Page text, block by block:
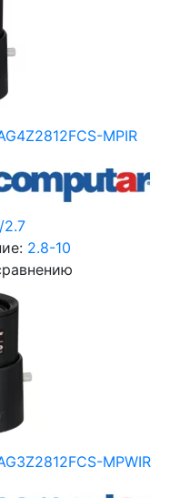
MPIR
2.7
2.8-10
MPWIR